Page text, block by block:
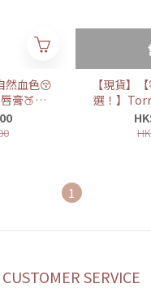
然血色😚
膏🍑】
唇膏
【現貨】
選！】
Ceramide
經醯胺
1
CUSTOMER SERVICE